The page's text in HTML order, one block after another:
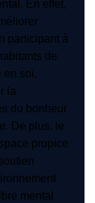
En effet,
participant à
de
en soi,
la
du bonheur
De plus, le
propice
mental